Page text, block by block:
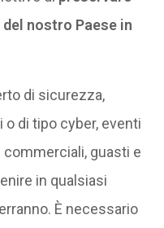
nostro Paese in
di sicurezza,
di tipo cyber, eventi
guasti e
in qualsiasi
È necessario